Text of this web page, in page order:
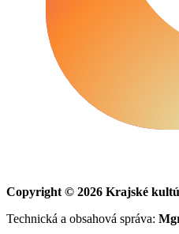
Copyright © 2026 Krajské
Technická a obsahová správa: